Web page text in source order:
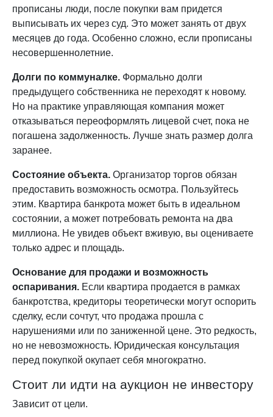
прописаны люди, после покупки вам придется
выписывать их через суд. Это может занять от двух
месяцев до года. Особенно сложно, если прописаны
несовершеннолетние.
Долги по коммуналке. Формально долги
предыдущего собственника не переходят к новому.
Но на практике управляющая компания может
отказываться переоформлять лицевой счет, пока не
погашена задолженность. Лучше знать размер долга
заранее.
Состояние объекта. Организатор торгов обязан
предоставить возможность осмотра. Пользуйтесь
этим. Квартира банкрота может быть в идеальном
состоянии, а может потребовать ремонта на два
миллиона. Не увидев объект вживую, вы оцениваете
только адрес и площадь.
Основание для продажи и возможность
оспаривания. Если квартира продается в рамках
банкротства, кредиторы теоретически могут оспорить
сделку, если сочтут, что продажа прошла с
нарушениями или по заниженной цене. Это редкость,
но не невозможность. Юридическая консультация
перед покупкой окупает себя многократно.
Стоит ли идти на аукцион не инвестору
Зависит от цели.